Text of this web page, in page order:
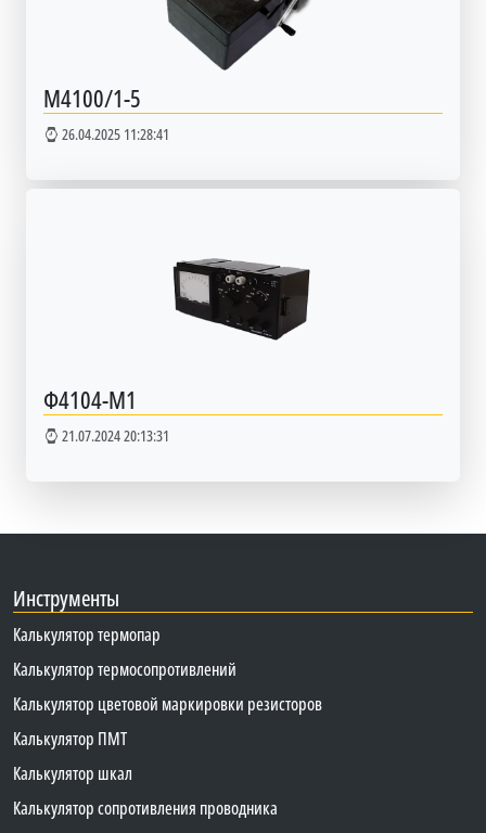
М4100/1-5
26.04.2025 11:28:41
Ф4104-М1
21.07.2024 20:13:31
Инструменты
Калькулятор термопар
Калькулятор термосопротивлений
Калькулятор цветовой маркировки резисторов
Калькулятор ПМТ
Калькулятор шкал
Калькулятор сопротивления проводника